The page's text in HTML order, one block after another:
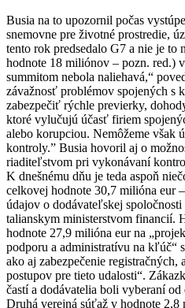
Busia na to upozornil počas
snemovne pre životné prostredie,
tento rok predsedalo G7 a nie je to
hodnote 18 miliónov – pozn. red.)
summitom nebola naliehavá,“
závažnosť problémov spojených s
zabezpečiť rýchle previerky,
ktoré vylučujú účasť firiem
alebo korupciou. Nemôžeme však
kontroly.” Busia hovoril aj o
riaditeľstvom pri vykonávaní
K dnešnému dňu je teda aspoň
celkovej hodnote 30,7 milióna eur
údajov o dodávateľskej
talianskym ministerstvom financií.
hodnote 27,9 milióna eur na
podporu a administratívu na kľúč“
ako aj zabezpečenie
postupov pre tieto udalosti“.
častí a dodávatelia boli vyberaní
Druhá verejná súťaž v hodnote